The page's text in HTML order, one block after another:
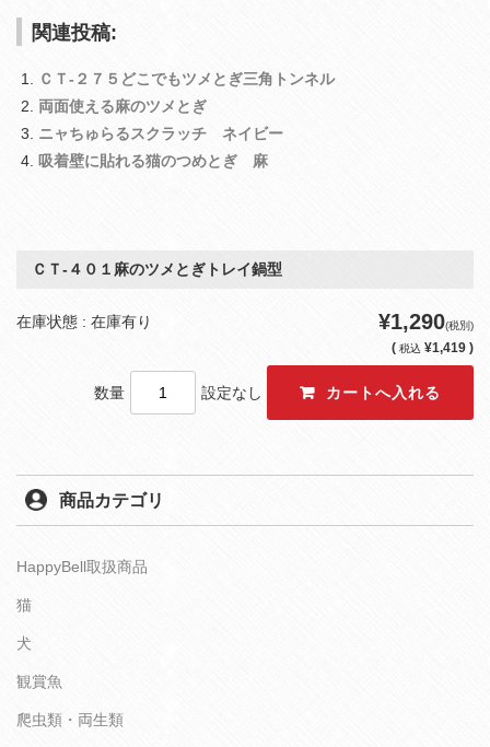
関連投稿:
ＣＴ‐２７５どこでもツメとぎ三角トンネル
両面使える麻のツメとぎ
ニャちゅらるスクラッチ ネイビー
吸着壁に貼れる猫のつめとぎ 麻
ＣＴ‐４０１麻のツメとぎトレイ鍋型
在庫状態 : 在庫有り ¥1,290(税別)
( 税込 ¥1,419 )
数量 設定なし
商品カテゴリ
HappyBell取扱商品
猫
犬
観賞魚
爬虫類・両生類